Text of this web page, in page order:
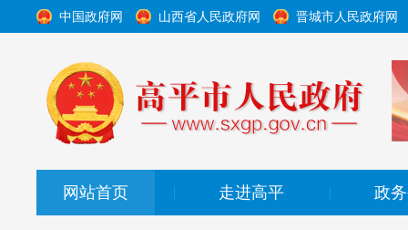
中国政府网 山西省人民政府网 晋城市人民政府网
网站首页 走进高平 政